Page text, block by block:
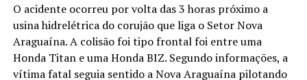
O acidente ocorreu por volta das 3 horas próximo a
usina hidrelétrica do corujão que liga o Setor Nova
Araguaína. A colisão foi tipo frontal foi entre uma
Honda Titan e uma Honda BIZ. Segundo informações, a
vítima fatal seguia sentido a Nova Araguaína pilotando